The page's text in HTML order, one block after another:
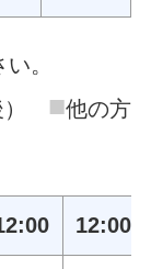
。
） ■他の方
12:00